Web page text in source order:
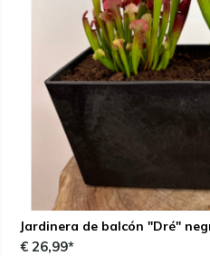
Jardinera de balcón "Dré"
€ 26,99*